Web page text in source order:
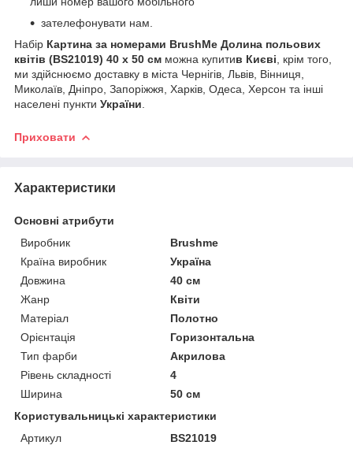
зателефонувати нам.
Набір Картина за номерами BrushMe Долина польових
квітів (BS21019) 40 х 50 см можна купитив Києві , крім того,
ми здійснюємо доставку в міста Чернігів, Львів, Вінниця,
Миколаїв, Дніпро, Запоріжжя, Харків, Одеса, Херсон та інші
населені пункти України
Приховати
Характеристики
Основні атрибути
Виробник
Brushme
Країна виробник
Україна
Довжина
40 см
Жанр
Квіти
Матеріал
Полотно
Орієнтація
Горизонтальна
Тип фарби
Акрилова
Рівень складності
4
Ширина
50 см
Користувальницькі характеристики
Артикул
BS21019